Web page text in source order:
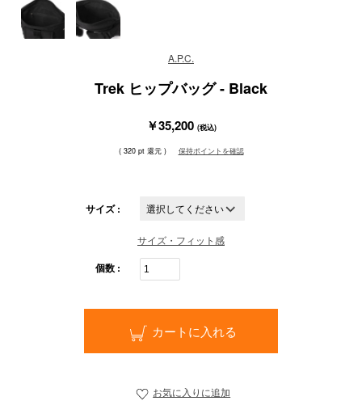
A.P.C.
Trek ヒップバッグ - Black
￥35,200 (税込)
( 320 pt 還元 ) 保持ポイントを確認
サイズ :
サイズ・フィット感
個数 :
カートに入れる
お気に入りに追加